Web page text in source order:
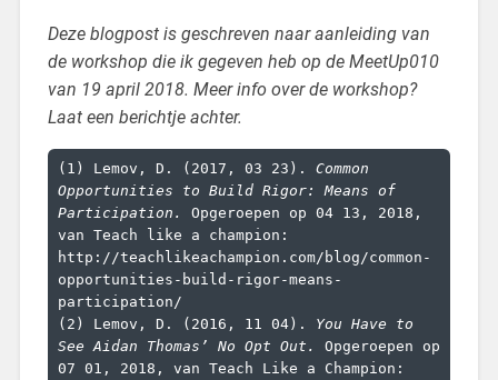
Deze blogpost is geschreven naar aanleiding van
de workshop die ik gegeven heb op de MeetUp010
van 19 april 2018. Meer info over de workshop?
Laat een berichtje achter.
(1) Lemov, D. (2017, 03 23). Common
Opportunities to Build Rigor: Means of
Participation.
Opgeroepen op 04 13, 2018,
van Teach like a champion:
http://teachlikeachampion.com/blog/common-
opportunities-build-rigor-means-
participation/
(2) Lemov, D. (2016, 11 04). You Have to
See Aidan Thomas’ No Opt Out.
Opgeroepen op
07 01, 2018, van Teach Like a Champion: